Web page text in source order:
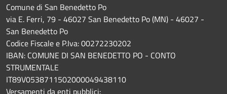
Comune di San Benedetto Po
via E. Ferri, 79 - 46027 San Benedetto Po (MN) - 46027 -
San Benedetto Po
Codice Fiscale e P.Iva: 00272230202
IBAN: COMUNE DI SAN BENEDETTO PO - CONTO
STRUMENTALE
IT89V0538711502000049438110
Versamenti da enti pubblici: